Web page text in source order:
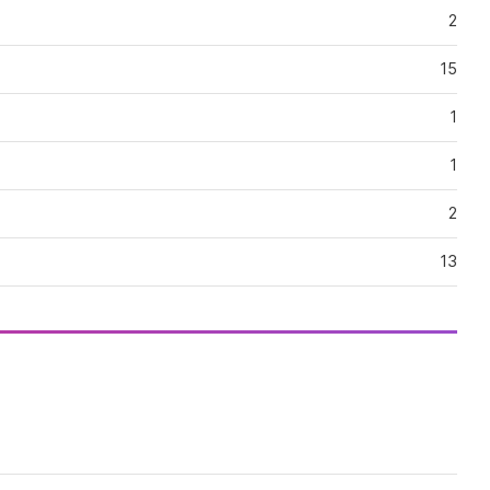
2
15
1
1
2
13